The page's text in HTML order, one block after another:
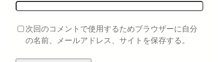
次回のコメントで使用するためブラウザーに自分
の名前、メールアドレス、サイトを保存する。